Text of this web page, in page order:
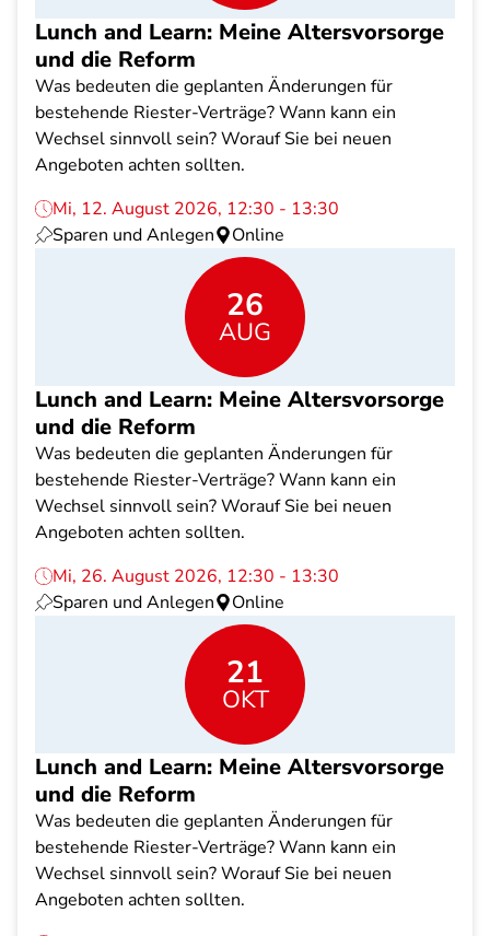
Lunch and Learn: Meine Altersvorsorge
und die Reform
Was bedeuten die geplanten Änderungen für
bestehende Riester-Verträge? Wann kann ein
Wechsel sinnvoll sein? Worauf Sie bei neuen
Angeboten achten sollten.
Mi, 12. August 2026, 12:30 - 13:30
Sparen und Anlegen
Online
26
AUG
Lunch and Learn: Meine Altersvorsorge
und die Reform
Was bedeuten die geplanten Änderungen für
bestehende Riester-Verträge? Wann kann ein
Wechsel sinnvoll sein? Worauf Sie bei neuen
Angeboten achten sollten.
Mi, 26. August 2026, 12:30 - 13:30
Sparen und Anlegen
Online
21
OKT
Lunch and Learn: Meine Altersvorsorge
und die Reform
Was bedeuten die geplanten Änderungen für
bestehende Riester-Verträge? Wann kann ein
Wechsel sinnvoll sein? Worauf Sie bei neuen
Angeboten achten sollten.